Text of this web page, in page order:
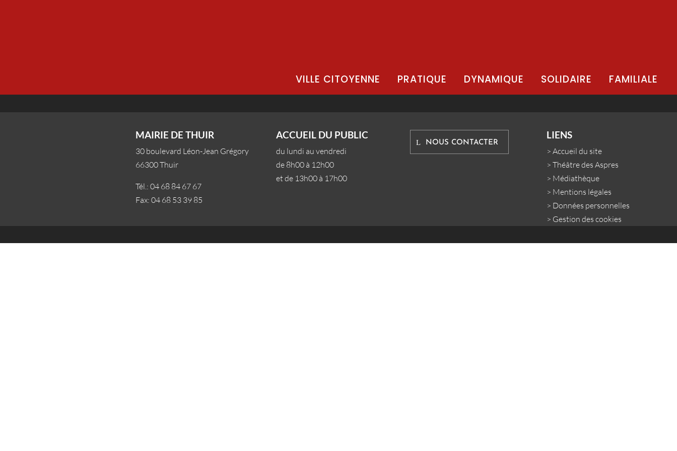
VILLE CITOYENNE PRATIQUE DYNAMIQUE SOLIDAIRE FAMILIALE
MAIRIE DE THUIR
30 boulevard Léon-Jean Grégory
66300 Thuir
Tél.: 04 68 84 67 67
Fax: 04 68 53 39 85
ACCUEIL DU PUBLIC
du lundi au vendredi
de 8h00 à 12h00
et de 13h00 à 17h00
NOUS CONTACTER
LIENS
>Accueil du site
>Théâtre des Aspres
> Médiathèque
> Mentions légales
> Données personnelles
> Gestion des cookies